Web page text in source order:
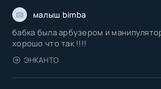
малыш bimba
бабка была арбузером и
хорошо что так !!!!
ЭНКАНТО